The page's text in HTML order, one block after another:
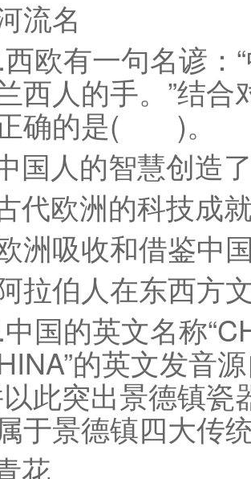
名
有一句名谚：“
西人的手。”结
确的是( )。
人的智慧创造了
欧洲的科技成就
吸收和借鉴中国
伯人在东西方文
的英文名称
的英文发音
此突出景德镇
于景德镇四大
花